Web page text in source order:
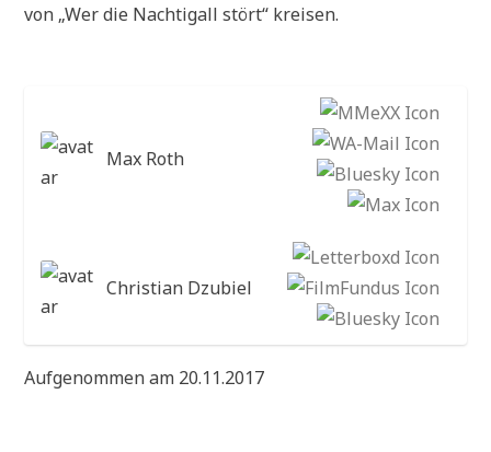
von „Wer die Nachtigall stört“ kreisen.
Max Roth
Christian Dzubiel
Aufgenommen am 20.11.2017